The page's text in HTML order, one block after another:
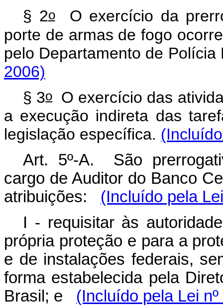
§ 2oO exercício da
porte de armas de fogo
pelo Departamento de
2006)
§ 3oO exercício das
a execução indireta das
legislação específica.
Art. 5º-A. São
cargo de Auditor do Banco
atribuições: (Incluído pela
I - requisitar às
própria proteção e para a
e de instalações federais,
forma estabelecida pela
Brasil; e
(Incluído pela Lei